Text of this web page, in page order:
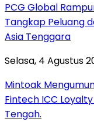
PCG Global
Tangkap Peluang
Asia Tenggara
Selasa, 4 Agustus
Mintoak
Fintech ICC
Tengah.